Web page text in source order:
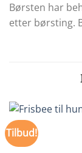
Børsten har
etter børsting.
Tilbud!